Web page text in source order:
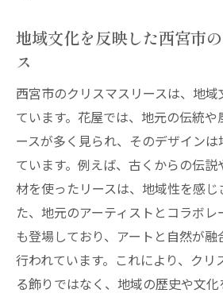
地域文化を反映した西宮市
ス
西宮市のクリスマスリースは、地
ています。花屋では、地元の伝統や
ースが多く見られ、そのデザイン
ています。例えば、古くからの伝
材を使ったリースは、地域性を感じ
た、地元のアーティストとコラボレ
も登場しており、アートと自然が
行われています。これにより、クリ
る飾りではなく、地域の歴史や文